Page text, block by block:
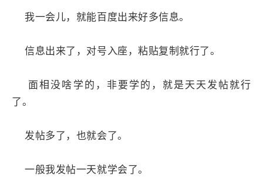
我一会儿，就能百度出来好多信息。
信息出来了，对号入座，粘贴复制就行了。
面相没啥学的，非要学的，就是天天发帖就行
了。
发帖多了，也就会了。
一般我发帖一天就学会了。